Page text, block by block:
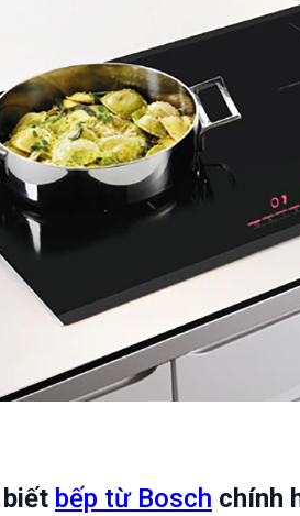
bếp từ Bosch chính